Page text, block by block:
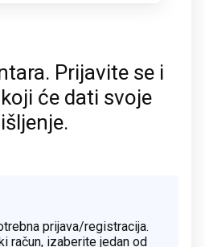
Prijavite se i
će dati svoje
prijava/registracija.
račun, izaberite jedan od